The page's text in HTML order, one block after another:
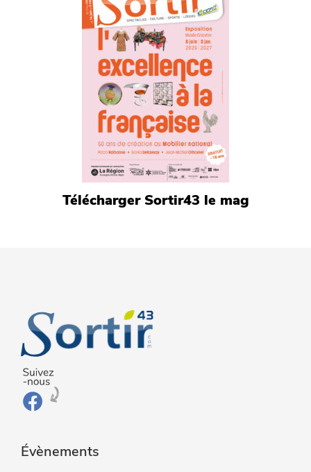
Télécharger Sortir43 le mag
Évènements